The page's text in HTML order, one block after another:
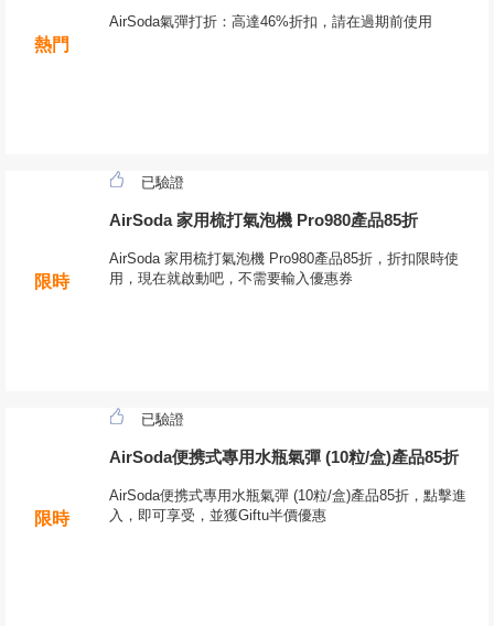
熱門
AirSoda氣彈打折：高達46%折扣，請在過期前使用
限時
已驗證
AirSoda 家用梳打氣泡機 Pro980產品85折
AirSoda 家用梳打氣泡機 Pro980產品85折，折扣限時使
用，現在就啟動吧，不需要輸入優惠券
限時
已驗證
AirSoda便携式專用水瓶氣彈 (10粒/盒)產品85折
AirSoda便携式專用水瓶氣彈 (10粒/盒)產品85折，點擊進
入，即可享受，並獲Giftu半價優惠